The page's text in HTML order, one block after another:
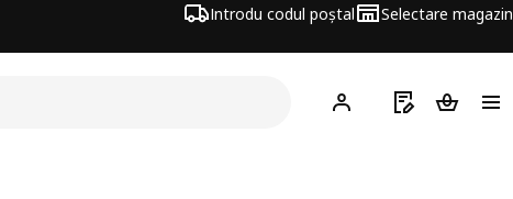
Introdu codul poștal Selectare magazin
Hej! Autentifică-te
Listă deCoșul de